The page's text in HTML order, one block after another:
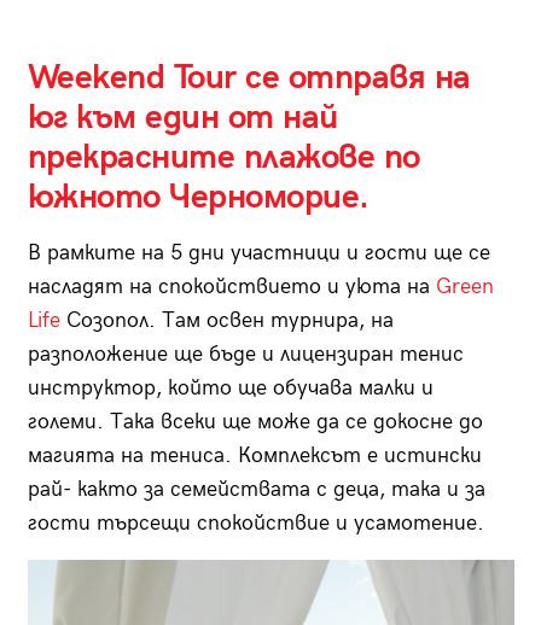
Weekend Tour се отправя на
юг към един от най
прекрасните плажове по
южното Черноморие.
В рамките на 5 дни участници и гости ще се
насладят на спокойствието и уюта на Green
LifeСозопол. Там освен турнира, на
разположение ще бъде и лицензиран тенис
инструктор, който ще обучава малки и
големи. Така всеки ще може да се докосне до
магията на тениса. Комплексът е истински
рай- както за семействата с деца, така и за
гости търсещи спокойствие и усамотение.